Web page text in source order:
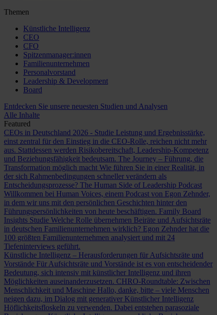
Themen
Künstliche Intelligenz
CEO
CFO
Spitzenmanager:innen
Familienunternehmen
Personalvorstand
Leadership & Development
Board
Entdecken Sie unsere neuesten Studien und Analysen
Alle Inhalte
Featured
CEOs in Deutschland 2026 - Studie Leistung und Ergebnisstärke,
einst zentral für den Einstieg in die CEO-Rolle, reichen nicht mehr
aus. Stattdessen werden Risikobereitschaft, Leadership-Kompetenz
und Beziehungsfähigkeit bedeutsam. The Journey – Führung, die
Transformation möglich macht Wie führen Sie in einer Realität, in
der sich Rahmenbedingungen schneller verändern als
Entscheidungsprozesse? The Human Side of Leadership Podcast
Willkommen bei Human Voices, einem Podcast von Egon Zehnder,
in dem wir uns mit den persönlichen Geschichten hinter den
Führungspersönlichkeiten von heute beschäftigen. Family Board
Insights Studie Welche Rolle übernehmen Beiräte und Aufsichtsräte
in deutschen Familienunternehmen wirklich? Egon Zehnder hat die
100 größten Familienunternehmen analysiert und mit 24
Tiefeninterviews geführt.
Künstliche Intelligenz – Herausforderungen für Aufsichtsräte und
Vorstände Für Aufsichtsräte und Vorstände ist es von entscheidender
Bedeutung, sich intensiv mit künstlicher Intelligenz und ihren
Möglichkeiten auseinanderzusetzen. CHRO-Roundtable: Zwischen
Menschlichkeit und Maschine Hallo, danke, bitte – viele Menschen
neigen dazu, im Dialog mit generativer Künstlicher Intelligenz
Höflichkeitsfloskeln zu verwenden. Dabei entstehen parasoziale